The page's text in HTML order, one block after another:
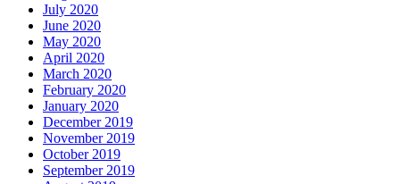
July 2020
June 2020
May 2020
April 2020
March 2020
February 2020
January 2020
December 2019
November 2019
October 2019
September 2019